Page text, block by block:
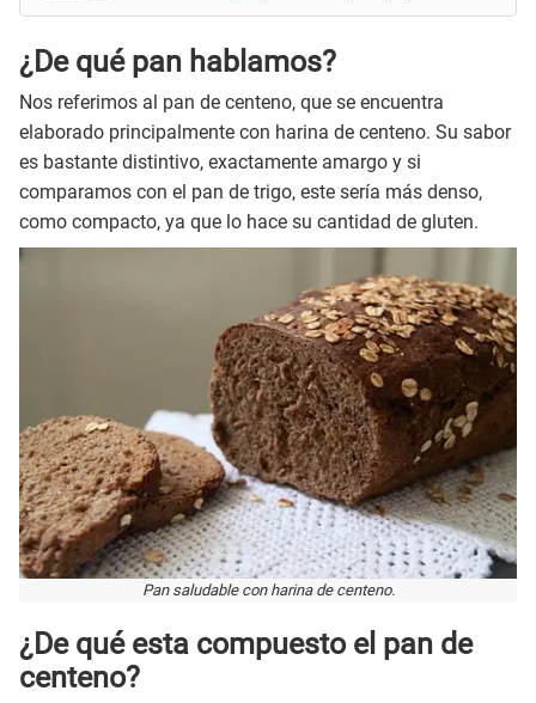
¿De qué pan hablamos?
Nos referimos al pan de centeno, que se encuentra
elaborado principalmente con harina de centeno. Su sabor
es bastante distintivo, exactamente amargo y si
comparamos con el pan de trigo, este sería más denso,
como compacto, ya que lo hace su cantidad de gluten.
Pan saludable con harina de centeno.
¿De qué esta compuesto el pan de
centeno?